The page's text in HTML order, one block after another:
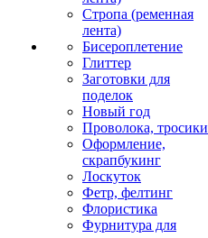
Стропа (ременная
лента)
Бисероплетение
Глиттер
Заготовки для
поделок
Новый год
Проволока, тросики
Оформление,
скрапбукинг
Лоскуток
Фетр, фелтинг
Флористика
Фурнитура для